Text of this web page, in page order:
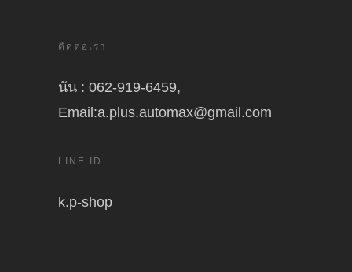
ติดต่อเรา
นัน : 062-919-6459,
Email:a.plus.automax@gmail.com
LINE ID
k.p-shop